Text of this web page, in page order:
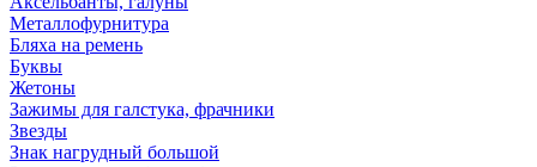
Металлофурнитура
Бляха на ремень
Буквы
Жетоны
Зажимы для галстука, фрачники
Звезды
Знак нагрудный большой